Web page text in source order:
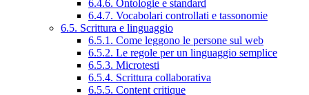
6.4.6. Ontologie e standard
6.4.7. Vocabolari controllati e tassonomie
6.5. Scrittura e linguaggio
6.5.1. Come leggono le persone sul web
6.5.2. Le regole per un linguaggio semplice
6.5.3. Microtesti
6.5.4. Scrittura collaborativa
6.5.5. Content critique